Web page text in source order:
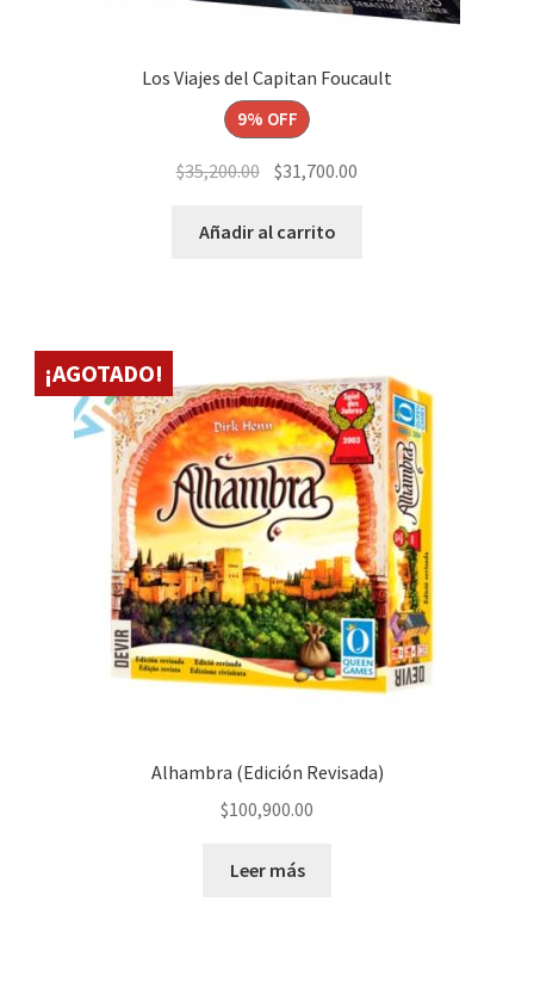
Los Viajes del Capitan Foucault
9% OFF
$35,200.00 El
original
$31,700.00
Añadir al carrito
¡AGOTADO!
Alhambra (Edición Revisada)
$100,900.00
Leer más